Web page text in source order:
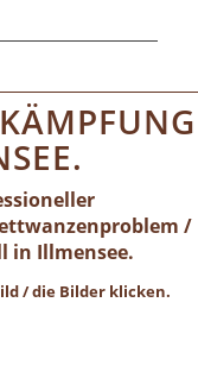
/
in Illmensee.
/ die Bilder klicken.